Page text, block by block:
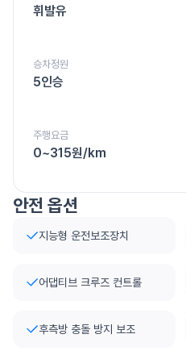
휘발유
승차정원
5인승
주행요금
0~315원/km
안전 옵션
지능형 운전보조장치
어댑티브 크루즈 컨트롤
후측방 충돌 방지 보조